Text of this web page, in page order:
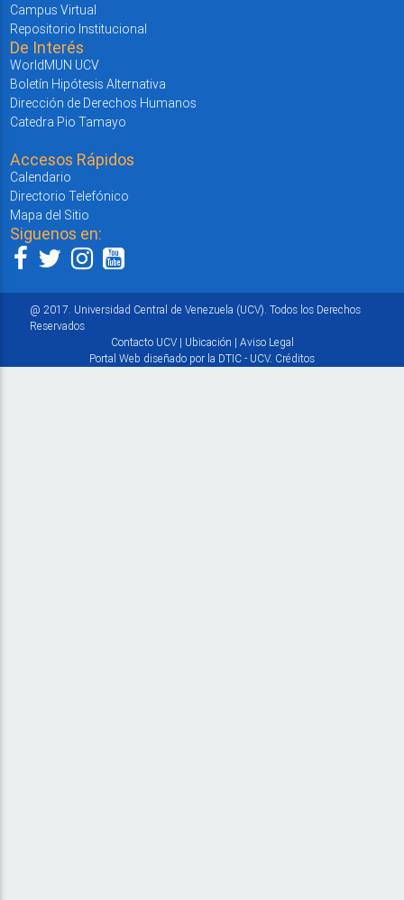
Campus Virtual
Repositorio Institucional
De Interés
WorldMUN UCV
Boletín Hipótesis Alternativa
Dirección de Derechos Humanos
Catedra Pio Tamayo
Accesos Rápidos
Calendario
Directorio Telefónico
Mapa del Sitio
Siguenos en:
@ 2017. Universidad Central de Venezuela (UCV). Todos los Derechos
Reservados
Contacto UCV| Ubicación | Aviso Legal
Portal Web diseñado por la DTIC - UCV. Créditos